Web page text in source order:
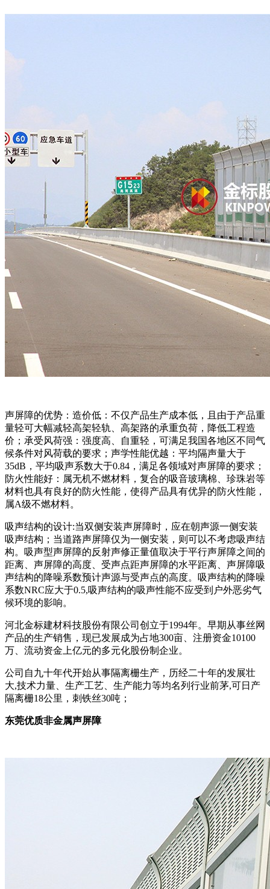
声屏障的优势：造价低：不仅产品生产成本低，且由于产品重
量轻可大幅减轻高架轻轨、高架路的承重负荷，降低工程造
价；承受风荷强：强度高、自重轻，可满足我国各地区不同气
候条件对风荷载的要求；声学性能优越：平均隔声量大于
35dB，平均吸声系数大于0.84，满足各领域对声屏障的要求；
防火性能好：属无机不燃材料，复合的吸音玻璃棉、珍珠岩等
材料也具有良好的防火性能，使得产品具有优异的防火性能，
属A级不燃材料。
吸声结构的设计:当双侧安装声屏障时，应在朝声源一侧安装
吸声结构；当道路声屏障仅为一侧安装，则可以不考虑吸声结
构。吸声型声屏障的反射声修正量值取决于平行声屏障之间的
距离、声屏障的高度、受声点距声屏障的水平距离、声屏障吸
声结构的降噪系数预计声源与受声点的高度。吸声结构的降噪
系数NRC应大于0.5,吸声结构的吸声性能不应受到户外恶劣气
候环境的影响。
河北金标建材科技股份有限公司创立于1994年。早期从事丝网
产品的生产销售，现已发展成为占地300亩、注册资金10100
万、流动资金上亿元的多元化股份制企业。
公司自九十年代开始从事隔离栅生产，历经二十年的发展壮
大,技术力量、生产工艺、生产能力等均名列行业前茅,可日产
隔离栅18公里，刺铁丝30吨；
东莞优质非金属声屏障